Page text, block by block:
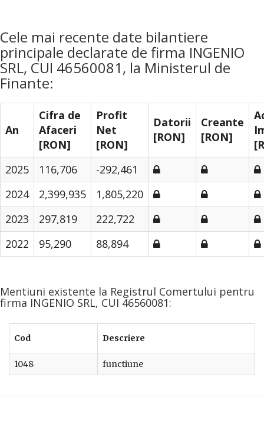
Cele mai recente date bilantiere
principale declarate de firma INGENIO
SRL, CUI 46560081, la Ministerul de
Finante:
An
Cifra de
Afaceri
[RON]
Profit
Net
[RON]
Datorii
[RON]
Creante
[RON]
2025
116,706
-292,461
2024
2,399,935
1,805,220
2023
297,819
222,722
2022
95,290 88,894
Mentiuni existente la Registrul Comertului pentru
firma INGENIO SRL, CUI 46560081:
Cod Descriere
1048 functiune